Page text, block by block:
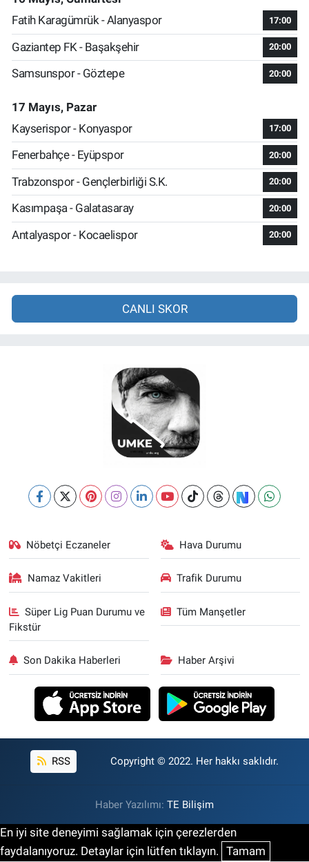
Fatih Karagümrük - Alanyaspor
17:00
Gaziantep FK - Başakşehir 20:00
Samsunspor - Göztepe 20:00
17 Mayıs, Pazar
Kayserispor - Konyaspor
17:00
Fenerbahçe - Eyüpspor 20:00
Trabzonspor - Gençlerbirliği S.K. 20:00
Kasımpaşa - Galatasaray 20:00
Antalyaspor - Kocaelispor 20:00
CANLI SKOR
Nöbetçi Eczaneler Hava Durumu
Namaz Vakitleri Trafik Durumu
Süper Lig Puan Durumu ve
Fikstür
Tüm Manşetler
Son Dakika Haberleri Haber Arşivi
RSS Copyright © 2022. Her hakkı saklıdır.
Haber Yazılımı: TE Bilişim
En iyi site deneyimi sağlamak için çerezlerden
faydalanıyoruz. Detaylar için lütfen tıklayın. Tamam